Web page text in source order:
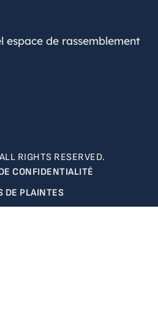
espace de rassemblement
RIGHTS RESERVED.
CONFIDENTIALITÉ
DE PLAINTES